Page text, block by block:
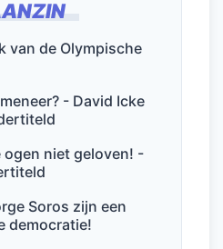
van de Olympische
- David Icke
ogen niet geloven! -
Soros zijn een
democratie!
n
A
p